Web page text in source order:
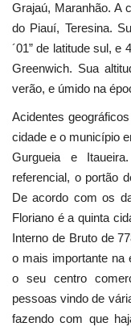
Webmail
Contato
Grajaú, Maranhão. A
do Piauí, Teresina.
´01” de latitude sul, e
Greenwich. Sua
verão, e úmido na
Acidentes
cidade e o município
Gurgueia e
referencial, o portão
De acordo com os
Floriano é a quinta
Interno de Bruto de
o mais importante na
o seu centro
pessoas vindo de
fazendo com que